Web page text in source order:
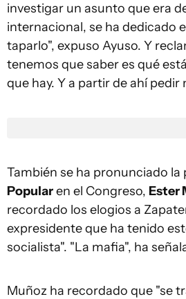
investigar un asunto que era
internacional, se ha dedicado
taparlo", expuso Ayuso. Y
tenemos que saber es qué
que hay. Y a partir de ahí pedir
También se ha pronunciado la
Popularen el Congreso, Ester
recordado los elogios a
expresidente que ha tenido
socialista". "La mafia", ha
Muñoz ha recordado que "se